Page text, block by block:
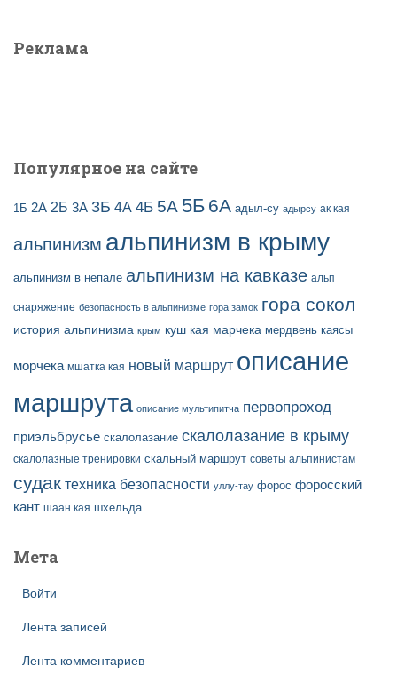
п
:Реклама
Популярное на сайте
1Б 2А 2Б 3А 3Б 4А 4Б 5А 5Б 6А адыл-су адырсу ак кая
альпинизм альпинизм в крыму
альпинизм в непале альпинизм на кавказе альп
снаряжение безопасность в альпинизме гора замок гора сокол
история альпинизма крым куш кая марчека мердвень каясы
морчека мшатка кая новый маршрут описание
маршрута описание мультипитча первопроход
приэльбрусье скалолазание скалолазание в крыму
скалолазные тренировки скальный маршрут советы альпинистам
судак техника безопасности уллу-тау форос форосский
кант шаан кая шхельда
Мета
Войти
Лента записей
Лента комментариев